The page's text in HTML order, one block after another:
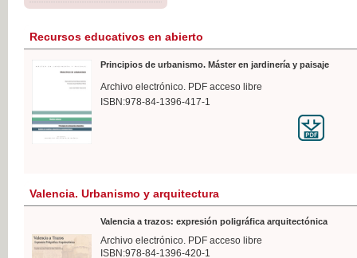
Recursos educativos en abierto
Principios de urbanismo. Máster en jardinería y paisaje
Archivo electrónico. PDF acceso libre
ISBN:978-84-1396-417-1
Valencia. Urbanismo y arquitectura
Valencia a trazos: expresión poligráfica arquitectónica
Archivo electrónico. PDF acceso libre
ISBN:978-84-1396-420-1